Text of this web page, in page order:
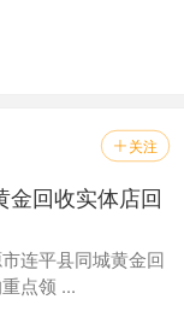
 关注
金回收实体店回
连平县同城黄金回
点领 ...